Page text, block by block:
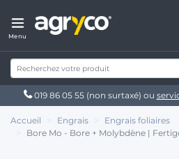
Menu
019 86 05 55 (non surtaxé) ou
Accueil Engrais
Engrais foliaires
Bore Mo - Bore + Molybdène |